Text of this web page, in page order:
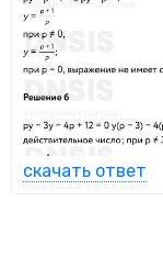
скачать ответ